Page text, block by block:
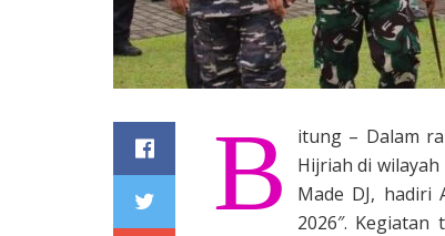
B
itung – Dalam
Hijriah di
Made DJ, hadiri
2026″.